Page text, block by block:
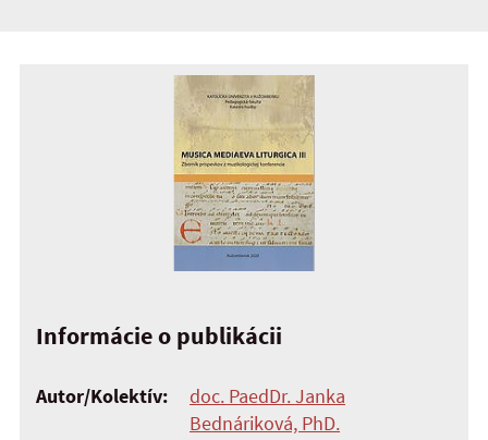
Informácie o publikácii
Autor/Kolektív:
doc. PaedDr. Janka
Bednáriková, PhD.